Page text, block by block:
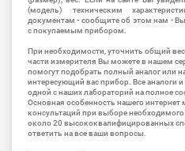
(модель) техническим
документам - сообщите об этом нам -
с покупаемым прибором.
При необходимости, уточнить общий
части измерителя Вы можете в нашем
помогут подобрать полный аналог или
интересующий вас прибор. Все аналоги
одной с наших лабораторий на полное
Основная особенность нашего
консультаций при выборе
около 20 высококвалифицированных
ответить на все ваши вопросы.